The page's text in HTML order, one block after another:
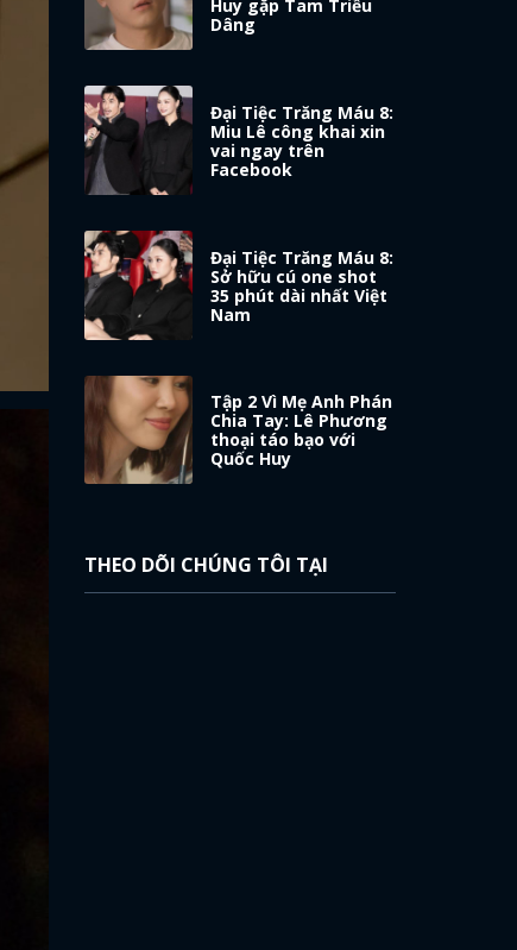
Huy gặp Tam Triều
Dâng
Đại Tiệc Trăng Máu 8:
Miu Lê công khai xin
vai ngay trên
Facebook
Đại Tiệc Trăng Máu 8:
Sở hữu cú one shot
35 phút dài nhất Việt
Nam
Tập 2 Vì Mẹ Anh Phán
Chia Tay: Lê Phương
thoại táo bạo với
Quốc Huy
THEO DÕI CHÚNG TÔI TẠI